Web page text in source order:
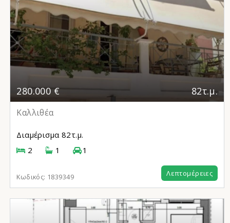
280.000 € 82τ.μ.
Καλλιθέα
Διαμέρισμα 82τ.μ.
2
1 1
Κωδικός: 1839349 Λεπτομέρειες